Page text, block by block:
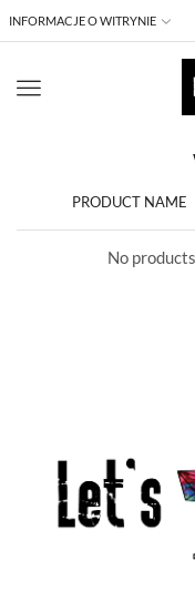
INFORMACJE O WITRYNIE
Menu
PRODUCT NAME
No